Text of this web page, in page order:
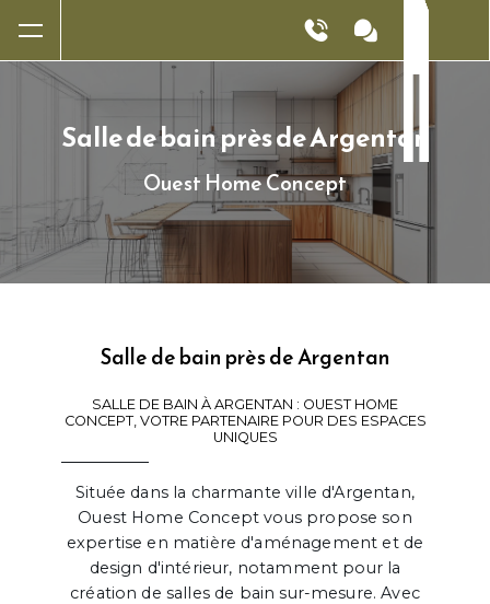
Salle de bain près de Argentan
Ouest Home Concept
Salle de bain près de Argentan
SALLE DE BAIN À ARGENTAN : OUEST HOME
CONCEPT, VOTRE PARTENAIRE POUR DES ESPACES
UNIQUES
Située dans la charmante ville d'Argentan,
Ouest Home Concept vous propose son
expertise en matière d'aménagement et de
design d'intérieur, notamment pour la
création de salles de bain sur-mesure. Avec